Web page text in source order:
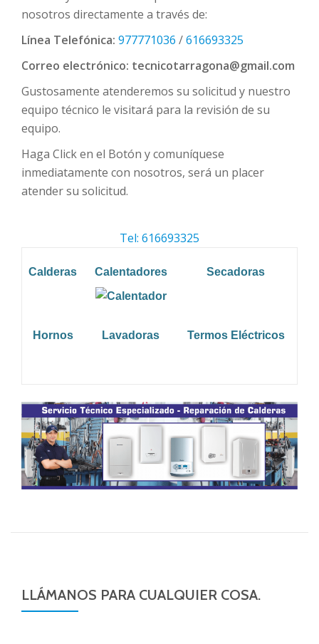
nosotros directamente a través de:
Línea Telefónica: 977771036 /616693325
Correo electrónico: tecnicotarragona@gmail.com
Gustosamente atenderemos su solicitud y nuestro
equipo técnico le visitará para la revisión de su
equipo.
Haga Click en el Botón y comuníquese
inmediatamente con nosotros, será un placer
atender su solicitud.
Tel: 616693325
Calderas Calentadores Secadoras
Hornos Lavadoras Termos Eléctricos
LLÁMANOS PARA CUALQUIER COSA.